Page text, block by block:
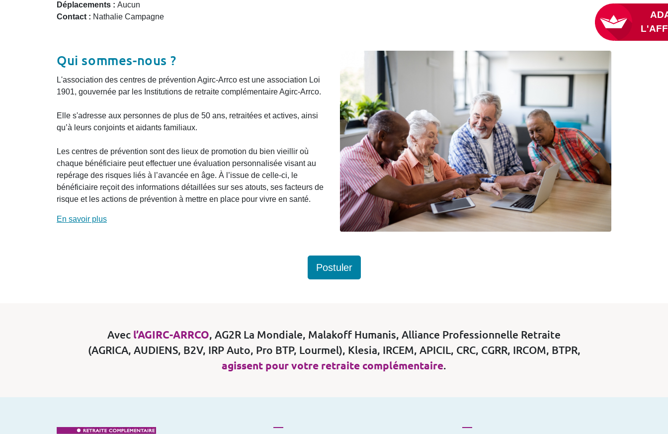
Déplacements : Aucun
Contact : Nathalie Campagne
Qui sommes-nous ?
L'association des centres de prévention Agirc-Arrco est une association Loi
1901, gouvernée par les Institutions de retraite complémentaire Agirc-Arrco.
Elle s'adresse aux personnes de plus de 50 ans, retraitées et actives, ainsi
qu’à leurs conjoints et aidants familiaux.
Les centres de prévention sont des lieux de promotion du bien vieillir où
chaque bénéficiaire peut effectuer une évaluation personnalisée visant au
repérage des risques liés à l’avancée en âge. À l’issue de celle-ci, le
bénéficiaire reçoit des informations détaillées sur ses atouts, ses facteurs de
risque et les actions de prévention à mettre en place pour vivre en santé.
En savoir plus
Postuler
Avec l’AGIRC-ARRCO, AG2R La Mondiale, Malakoff Humanis, Alliance Professionnelle Retraite
(AGRICA, AUDIENS, B2V, IRP Auto, Pro BTP, Lourmel), Klesia, IRCEM, APICIL, CRC, CGRR, IRCOM, BTPR,
agissent pour votre retraite complémentaire.